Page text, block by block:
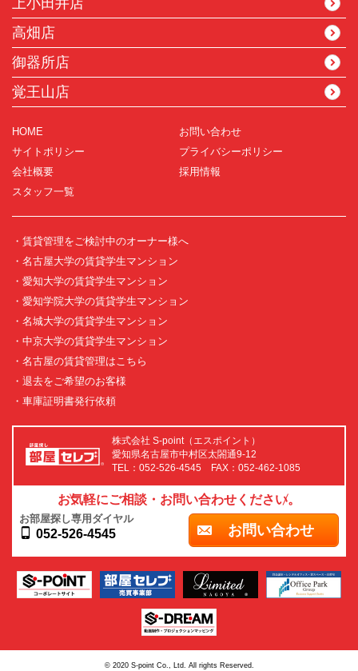
高畑店
御器所店
覚王山店
HOME
お問い合わせ
サイトポリシー
プライバシーポリシー
会社概要
採用情報
スタッフ一覧
・賃貸管理をご検討中のオーナー様へ
・名古屋大学の賃貸学生マンション
・愛知大学の賃貸学生マンション
・愛知学院大学の賃貸学生マンション
・名城大学の賃貸学生マンション
・中京大学の賃貸学生マンション
・名古屋の賃貸管理はこちら
・退去をご希望のお客様
・車庫証明書発行依頼
株式会社 S-point（エスポイント）
愛知県名古屋市中村区太閤通9-12
TEL：052-526-4545 FAX：052-462-1085
お気軽にご相談・お問い合わせください。
お部屋探し専用ダイヤル
052-526-4545 お問い合わせ
© 2020 S-point Co., Ltd. All rights Reserved.